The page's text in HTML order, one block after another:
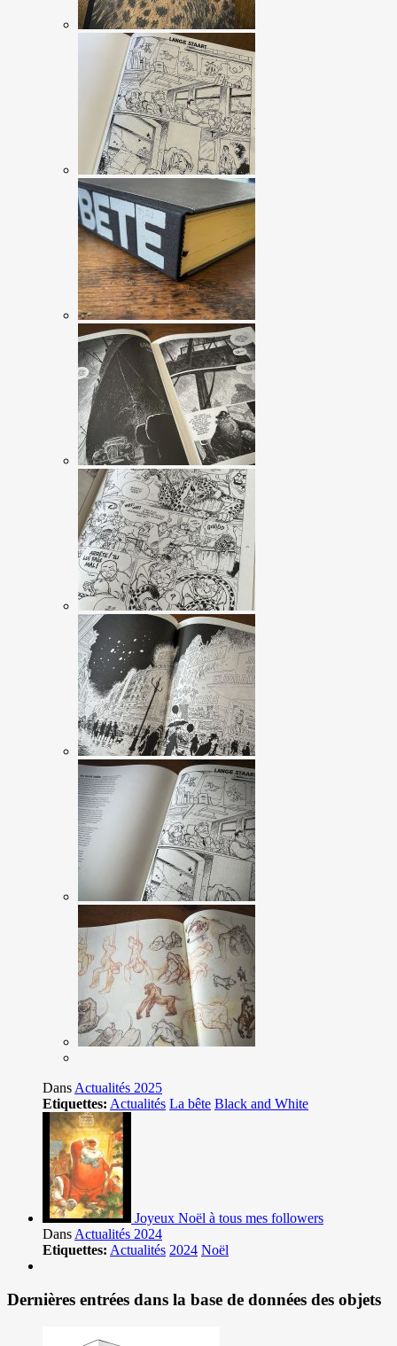
Dans Actualités 2025
Etiquettes: Actualités La bête Black and White
Joyeux Noël à tous mes followers
Dans Actualités 2024
Etiquettes: Actualités 2024 Noël
Dernières entrées dans la base de données des objets